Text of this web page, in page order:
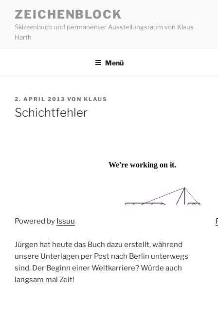
Inhalt
springen
ZEICHENBLOCK
Skizzenbuch und permanenter Ausstellungsraum von Klaus
Harth
Menü
VERÖFFENTLICHT
AM
2. APRIL 2013 VON KLAUS
Schichtfehler
Powered by Issuu
Jürgen hat heute das Buch dazu erstellt, während
unsere Unterlagen per Post nach Berlin unterwegs
sind. Der Beginn einer Weltkarriere? Würde auch
langsam mal Zeit!